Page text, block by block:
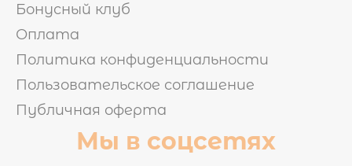
Бонусный клуб
Оплата
Политика конфиденциальности
Пользовательское соглашение
Публичная оферта
Мы в соцсетях